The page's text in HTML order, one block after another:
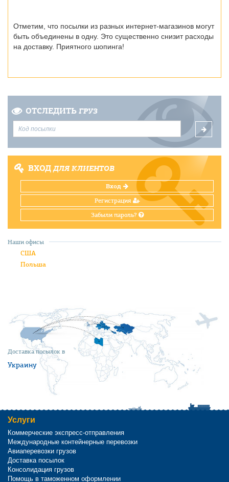
Отметим, что посылки из разных интернет-магазинов могут
быть объединены в одну. Это существенно снизит расходы
на доставку. Приятного шопинга!
ОТСЛЕДИТЬ ГРУЗ
ВХОДДЛЯ КЛИЕНТОВ
Вход
Регистрация
Забыли пароль?
Доставка посылок в
Украину
Наши офисы
США
Польша
Услуги
Коммерческие экспресс-отправления
Международные контейнерные перевозки
Авиаперевозки грузов
Доставка посылок
Консолидация грузов
Помощь в таможенном оформлении